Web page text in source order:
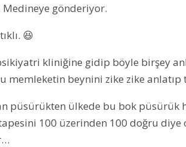
gönderiyor.
😆
kliniğine gidip böyle birşey
memleketin beynini zike zike
püsürükten ülkede bu bok püsürük
tapesini 100 üzerinden 100 doğru diye